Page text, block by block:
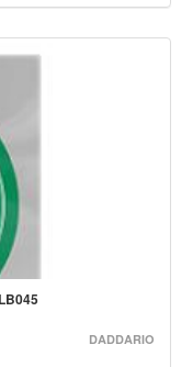
ADF-XLB045
DADDARIO